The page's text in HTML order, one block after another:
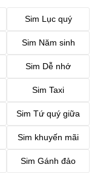
Sim Lục quý
Sim Năm sinh
Sim Dễ nhớ
Sim Taxi
Sim Tứ quý giữa
Sim khuyến mãi
Sim Gánh đảo